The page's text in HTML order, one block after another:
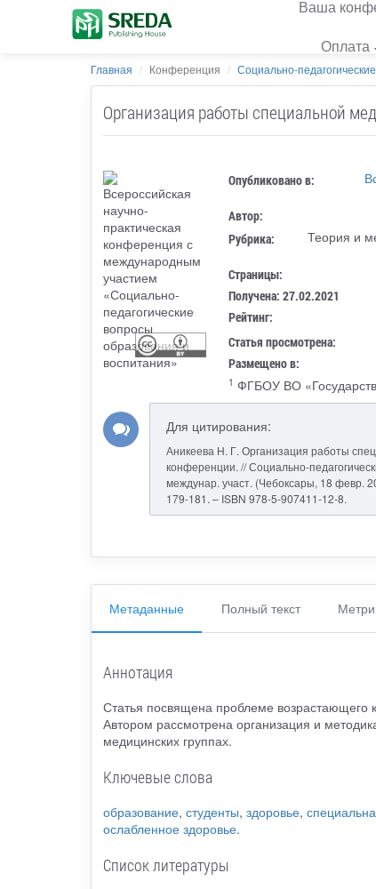
Ваша
Оплата
Главная Конференция Социально-
Организация работы специальной
Опубликовано в:
Автор:
Рубрика:
Теория и
Страницы:
Получена: 27.02.2021
Рейтинг:
Статья просмотрена:
Размещено в:
1 ФГБОУ ВО
Для цитирования:
Аникеева Н. Г. Организация работы
конференции. // Социально-
междунар. участ. (Чебоксары, 18 февр.
179-181. – ISBN 978-5-907411-12-8.
Метаданные Полный текст
Аннотация
Статья посвящена проблеме возрастающего
Автором рассмотрена организация и
медицинских группах.
Ключевые слова
образование, студенты, здоровье,
ослабленное здоровье.
Список литературы